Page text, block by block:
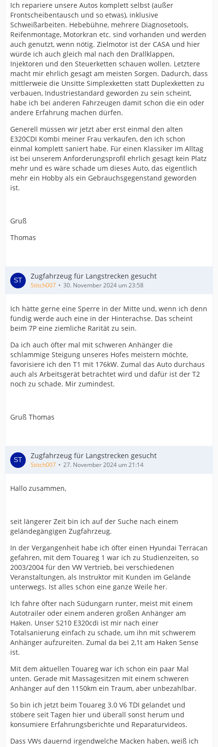
Ich repariere unsere Autos komplett selbst (außer
Frontscheibentausch und so etwas), inklusive
Schweißarbeiten. Hebebühne, mehrere Diagnosetools,
Reifenmontage, Motorkran etc. sind vorhanden und werden
auch genutzt, wenn nötig. Zielmotor ist der CASA und hier
würde ich auch gleich mal nach den Drallklappen,
Injektoren und den Steuerketten schauen wollen. Letztere
macht mir ehrlich gesagt am meisten Sorgen. Dadurch, dass
mittlerweie die Unsitte Simplexketten statt Duplexketten zu
verbauen, Industriestandard geworden zu sein scheint,
habe ich bei anderen Fahrzeugen damit schon die ein oder
andere Erfahrung machen dürfen.
Generell müssen wir jetzt aber erst einmal den alten
E320CDI Kombi meiner Frau verkaufen, den ich schon
einmal komplett saniert habe. Für einen Klassiker im Alltag
ist bei unserem Anforderungsprofil ehrlich gesagt kein Platz
mehr und es wäre schade um dieses Auto, das eigentlich
mehr ein Hobby als ein Gebrauchsgegenstand geworden
ist.
Gruß
Thomas
Zugfahrzeug für Langstrecken gesucht
Stitch007 30. November 2024 um 23:58
Ich hätte gerne eine Sperre in der Mitte und, wenn ich denn
fündig werde auch eine in der Hinterachse. Das scheint
beim 7P eine ziemliche Rarität zu sein.
Da ich auch öfter mal mit schweren Anhänger die
schlammige Steigung unseres Hofes meistern möchte,
favorisiere ich den T1 mit 176kW. Zumal das Auto durchaus
auch als Arbeitsgerät betrachtet wird und dafür ist der T2
noch zu schade. Mir zumindest.
Gruß Thomas
Zugfahrzeug für Langstrecken gesucht
Stitch007 27. November 2024 um 21:14
Hallo zusammen,
seit längerer Zeit bin ich auf der Suche nach einem
geländegängigen Zugfahrzeug.
In der Vergangenheit habe ich öfter einen Hyundai Terracan
gefahren, mit dem Touareg 1 war ich zu Studienzeiten, so
2003/2004 für den VW Vertrieb, bei verschiedenen
Veranstaltungen, als Instruktor mit Kunden im Gelände
unterwegs. Ist alles schon eine ganze Weile her.
Ich fahre öfter nach Südungarn runter, meist mit einem
Autotrailer oder einem anderen großen Anhänger am
Haken. Unser S210 E320cdi ist mir nach einer
Totalsanierung einfach zu schade, um ihn mit schwerem
Anhänger aufzureiten. Zumal da bei 2,1t am Haken Sense
ist.
Mit dem aktuellen Touareg war ich schon ein paar Mal
unten. Gerade mit Massagesitzen mit einem schweren
Anhänger auf den 1150km ein Traum, aber unbezahlbar.
So bin ich jetzt beim Touareg 3.0 V6 TDI gelandet und
stöbere seit Tagen hier und überall sonst herum und
konsumiere Erfahrungsberichte und Reparaturvideos.
Dass VWs dauernd irgendwelche Macken haben, weiß ich